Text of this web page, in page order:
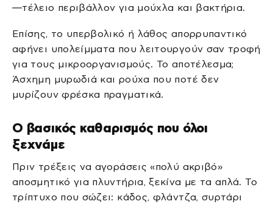
—τέλειο περιβάλλον για μούχλα και βακτήρια.
Επίσης, το υπερβολικό ή λάθος απορρυπαντικό
αφήνει υπολείμματα που λειτουργούν σαν τροφή
για τους μικροοργανισμούς. Το αποτέλεσμα;
Άσχημη μυρωδιά και ρούχα που ποτέ δεν
μυρίζουν φρέσκα πραγματικά.
Ο βασικός καθαρισμός που όλοι
ξεχνάμε
Πριν τρέξεις να αγοράσεις «πολύ ακριβό»
αποσμητικό για πλυντήρια, ξεκίνα με τα απλά. Το
τρίπτυχο που σώζει: κάδος, φλάντζα, συρτάρι